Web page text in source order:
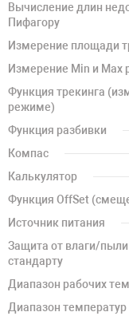
Вычисление длин
Пифагору
Измерение площади
Измерение Min и Max
Функция трекинга
режиме)
Функция разбивки
Компас
Калькулятор
Функция OffSet
Источник питания
Защита от влаги/
стандарту
Диапазон рабочих
Диапазон температур